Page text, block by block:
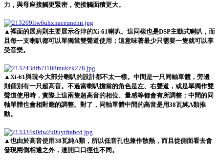
力，與母座接觸更緊密，使接觸面積更大。
▲裡面的展房則主要展示谷津的Xi-61喇叭。這同樣也是DSP主動式喇叭，而
且每一支喇叭都可以單獨當雙聲道使用；這意味著最少只需要一隻就可以享
受音樂。
▲Xi-61與現今大部分喇叭的設計都不太一樣。中間是一只同軸單體，旁邊
則個別有一只超高音。不過當喇叭擔當的角色是左、右聲道，或是單獨作雙
聲道使用時，實際上這兩隻超高音的相位、量感等都會有所調整；中間的同
軸單體也會相對應的調整。對了，同軸單體中間的高音是用38瓦純A類推
動。
▲也由於高音使用38瓦純A類，所以低音孔也兼作散熱，而且從側面看去會
發現兩側相通之外，連開口口徑也不同。